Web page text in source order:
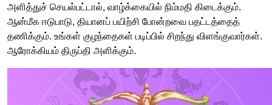
அளித்துச் செயல்பட்டால், வாழ்க்கையில் நிம்மதி கிடைக்கும்.
ஆன்மீக ஈடுபாடு, தியானப் பயிற்சி போன்றவை பதட்டத்தைத்
தணிக்கும். உங்கள் குழந்தைகள் படிப்பில் சிறந்து விளங்குவார்கள்.
ஆரோக்கியம் திருப்தி அளிக்கும்.